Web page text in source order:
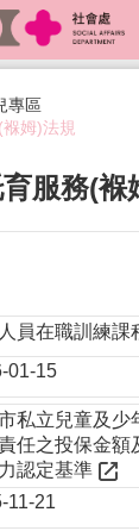
專區
姆)法規
服務(褓
員在職訓練課
01-15
私立兒童及少
任之投保金額
認定基準
11-21